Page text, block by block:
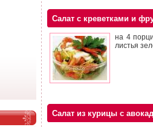
Салат с креветками и
на 4
листья
Салат из курицы с